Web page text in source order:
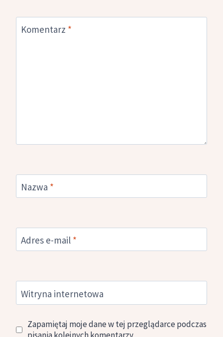
Komentarz *
Nazwa *
Adres e-mail *
Witryna internetowa
Zapamiętaj moje dane w tej przeglądarce podczas